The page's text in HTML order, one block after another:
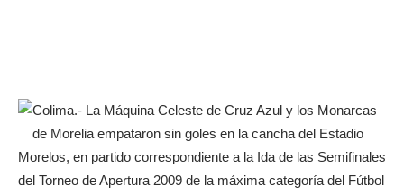
Colima.- La Máquina Celeste de Cruz Azul y los Monarcas
de Morelia empataron sin goles en la cancha del Estadio
Morelos, en partido correspondiente a la Ida de las Semifinales
del Torneo de Apertura 2009 de la máxima categoría del Fútbol